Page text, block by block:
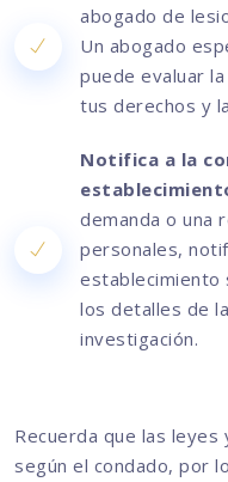
abogado de
Un abogado
puede evaluar
tus derechos y
Notifica a la
demanda o una
personales,
establecimiento
los detalles de
investigación.
Recuerda que las
según el condado, por